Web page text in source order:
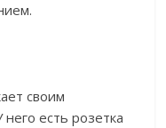
своим
есть розетка